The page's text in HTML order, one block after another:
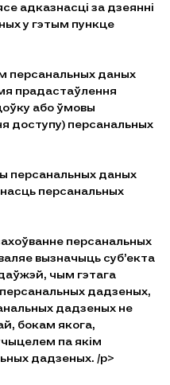
адказнасці за дзеянні
у гэтым пункце
персанальных даных
прадастаўлення
або ўмовы
доступу) персанальных
персанальных даных
персанальных
персанальных
вызначыць суб’екта
чым гэтага
дадзеных,
дадзеных не
бокам якога,
па якім
дадзеных. /p>